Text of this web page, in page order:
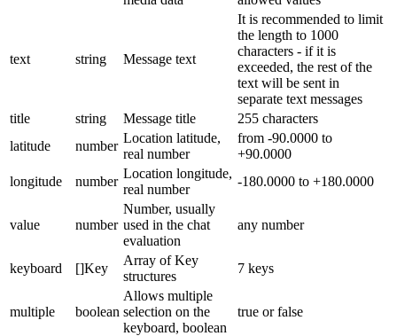
text string Message text
It is recommended to limit
the length to 1000
characters - if it is
exceeded, the rest of the
text will be sent in
separate text messages
title
string Message title
255 characters
latitude
number
Location latitude,
real number
from -90.0000 to
+90.0000
longitude
number
Location longitude,
real number
-180.0000 to +180.0000
value number
Number, usually
used in the chat
evaluation
any number
keyboard []Key
Array of Key
structures
7 keys
multiple boolean
Allows multiple
selection on the
keyboard, boolean
true or false